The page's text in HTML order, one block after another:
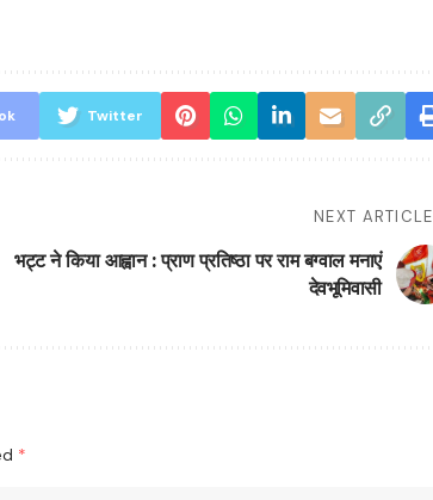
Twitter
NEXT ARTICLE
भट्ट ने किया आह्वान : प्राण प्रतिष्ठा पर राम बग्वाल मनाएं
देवभूमिवासी
*